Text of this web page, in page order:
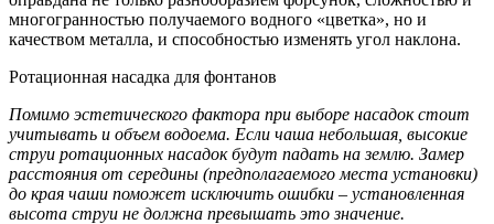
многогранностью получаемого водного «цветка», но и
качеством металла, и способностью изменять угол наклона.
Ротационная насадка для фонтанов
Помимо эстетического фактора при выборе насадок стоит
учитывать и объем водоема. Если чаша небольшая, высокие
струи ротационных насадок будут падать на землю. Замер
расстояния от середины (предполагаемого места установки)
до края чаши поможет исключить ошибки – установленная
высота струи не должна превышать это значение.